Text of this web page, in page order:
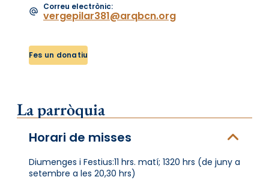
Correu electrònic:
vergepilar381@arqbcn.org
Fes un donatiu
La parròquia
Horari de misses
Diumenges i Festius:11 hrs. matí; 1320 hrs (de juny a
setembre a les 20,30 hrs)